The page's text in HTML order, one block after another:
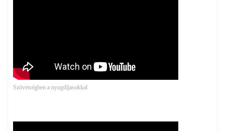
Szövetségben a nyugdíjasokkal